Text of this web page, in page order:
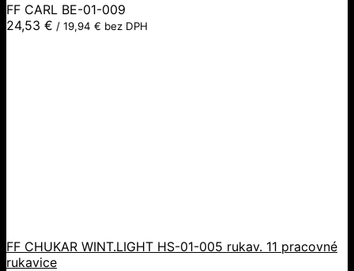
FF CARL BE-01-009
24,53 € / 19,94 € bez DPH
FF CHUKAR WINT.LIGHT HS-01-005 rukav. 11 pracovné
rukavice